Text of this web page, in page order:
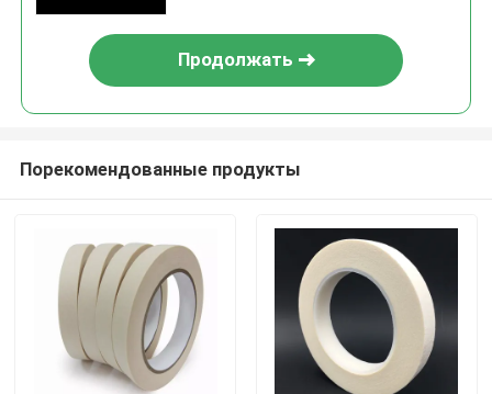
Продолжать
Порекомендованные продукты